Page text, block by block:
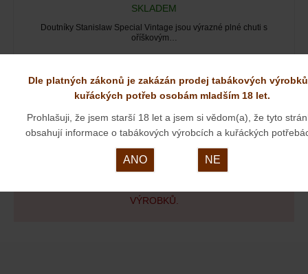
SKLADEM
Doutníky Stanislaw Special Vintage jsou výrazné plné chuti s
oříškovým…
PŘI DODÁVCE ZBOŽÍ, KTERÉ OBSAHUJE
TABÁKOVÝ VÝROBEK, MUSÍ BÝT ZE ZÁKONA
OVĚŘOVÁNA VĚKOVÁ ZPŮSOBILOST
VÝROBKŮ.
Dle platných zákonů je zakázán prodej tabákových
kuřáckých potřeb osobám mladším 18 let.
Prohlašuji, že jsem starší 18 let a jsem si vědom(a), že tyto
obsahují informace o tabákových výrobcích a kuřáckých
ANO NE